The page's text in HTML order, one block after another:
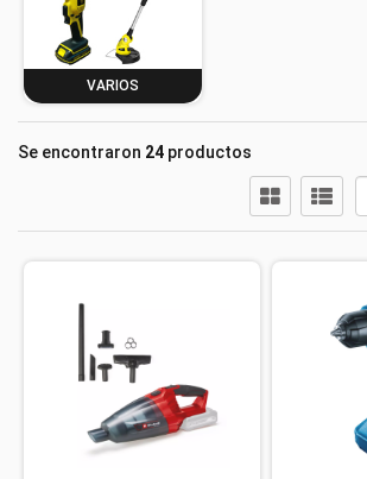
VARIOS
Se encontraron 24 productos